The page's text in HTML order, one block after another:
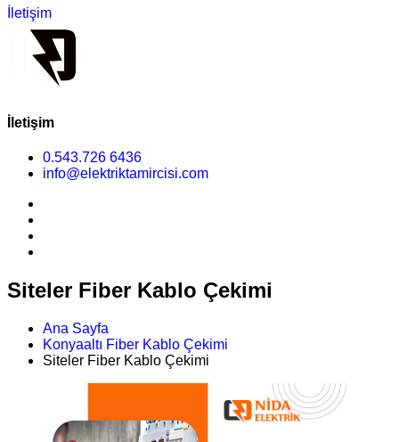
İletişim
İletişim
0.543.726 6436
info@elektriktamircisi.com
Siteler Fiber Kablo Çekimi
Ana Sayfa
Konyaaltı Fiber Kablo Çekimi
Siteler Fiber Kablo Çekimi